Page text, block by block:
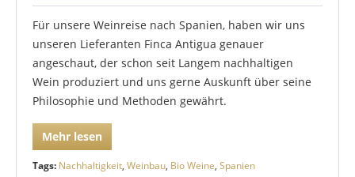
Für unsere Weinreise nach Spanien, haben wir uns
unseren Lieferanten Finca Antigua genauer
angeschaut, der schon seit Langem nachhaltigen
Wein produziert und uns gerne Auskunft über seine
Philosophie und Methoden gewährt.
Mehr lesen
Tags: Nachhaltigkeit, Weinbau, Bio Weine, Spanien